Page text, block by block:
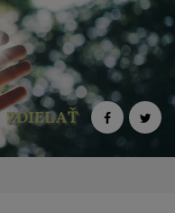
ZDIELAŤ